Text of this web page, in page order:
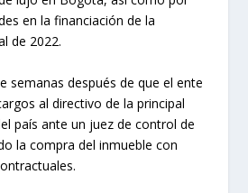
en la financiación de la
de 2022.
semanas después de que el ente
al directivo de la principal
país ante un juez de control de
la compra del inmueble con